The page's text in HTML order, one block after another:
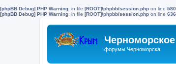
[phpBB Debug] PHP Warning: in file [ROOT]/phpbb/session.php on line 580
[phpBB Debug] PHP Warning: in file [ROOT]/phpbb/session.php on line 636
Черноморское
форумы Черноморска